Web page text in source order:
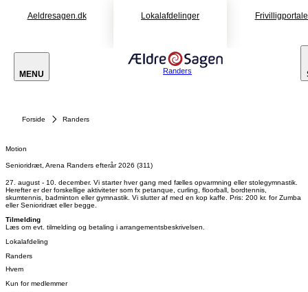
Aeldresagen.dk Lokalafdelinger
MENU Randers
Forside Randers
Motion
Senioridræt, Arena Randers efterår 2026 (311)
27. august - 10. december. Vi starter hver gang med fælles opvarmning eller stolegymnastik.
Herefter er der forskellige aktiviteter som fx petanque, curling, floorball, bordtennis,
skumtennis, badminton eller gymnastik. Vi slutter af med en kop kaffe. Pris: 200 kr. for Zumba
eller Senioridræt eller begge.
Tilmelding
Læs om evt. tilmelding og betaling i arrangementsbeskrivelsen.
Lokalafdeling
Randers
Hvem
Kun for medlemmer